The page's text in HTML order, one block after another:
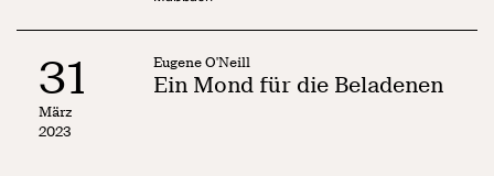
31
März
2023
Eugene O'Neill
Ein Mond für die Beladenen